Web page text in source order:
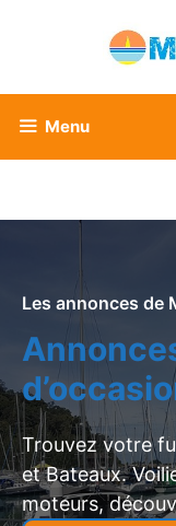
Menu
Les annonces de
Trouvez votre
et Bateaux.
moteurs,